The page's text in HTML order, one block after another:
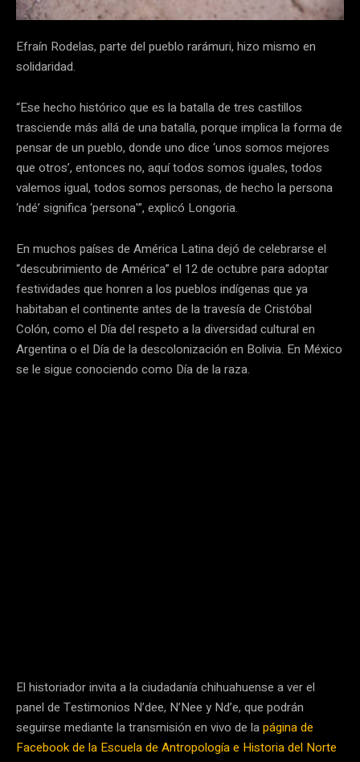
Efraín Rodelas, parte del pueblo rarámuri, hizo mismo en
solidaridad.
“Ese hecho histórico que es la batalla de tres castillos
trasciende más allá de una batalla, porque implica la forma de
pensar de un pueblo, donde uno dice ‘unos somos mejores
que otros’, entonces no, aquí todos somos iguales, todos
valemos igual, todos somos personas, de hecho la persona
‘ndé’ significa ‘persona'”, explicó Longoria.
En muchos países de América Latina dejó de celebrarse el
“descubrimiento de América” el 12 de octubre para adoptar
festividades que honren a los pueblos indígenas que ya
habitaban el continente antes de la travesía de Cristóbal
Colón, como el Día del respeto a la diversidad cultural en
Argentina o el Día de la descolonización en Bolivia. En México
se le sigue conociendo como Día de la raza.
El historiador invita a la ciudadanía chihuahuense a ver el
panel de Testimonios N’dee, N’Nee y Nd’e, que podrán
seguirse mediante la transmisión en vivo de lapágina de
Facebook de la Escuela de Antropología e Historia del Norte